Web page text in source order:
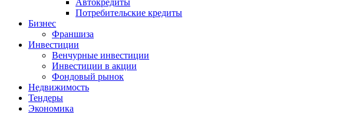
Потребительские кредиты
Бизнес
Франшиза
Инвестиции
Венчурные инвестиции
Инвестиции в акции
Фондовый рынок
Недвижимость
Тендеры
Экономика